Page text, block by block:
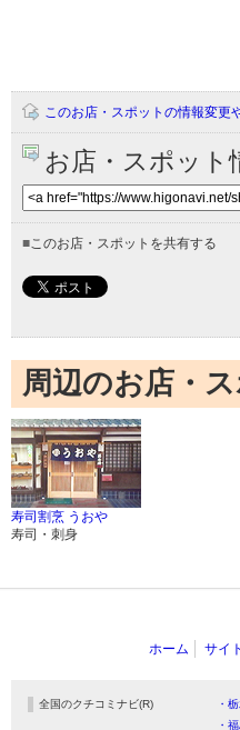
このお店・スポットの情報変更
お店・スポット
■このお店・スポットを共有する
周辺のお店・
寿司割烹 うおや
寿司・刺身
ホーム サイ
全国のクチコミナビ(R) ・
・